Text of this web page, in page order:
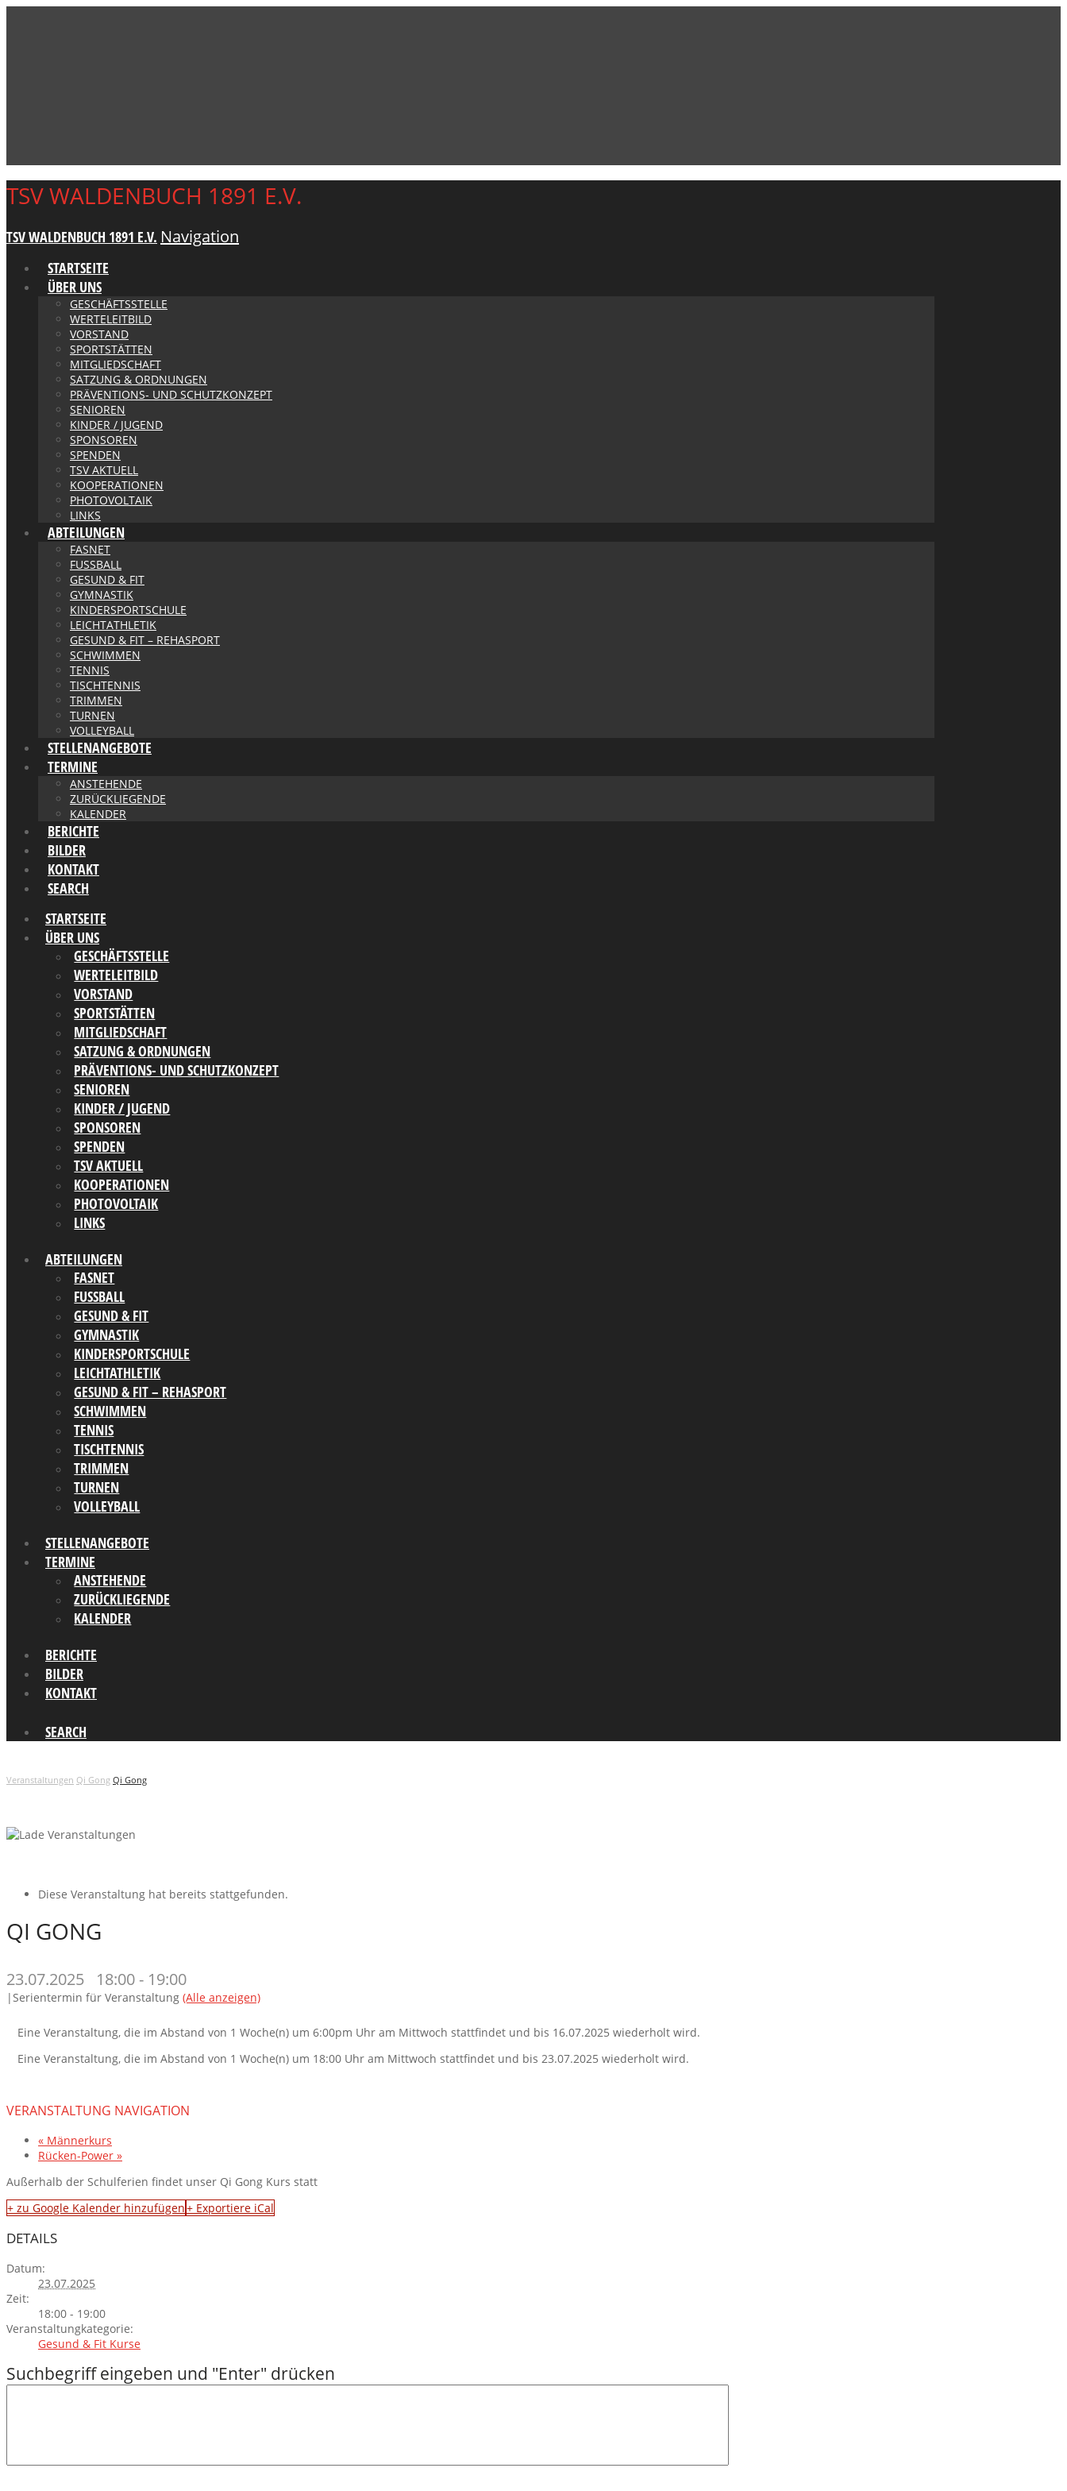
TSV WALDENBUCH 1891 E.V.
TSV WALDENBUCH 1891 E.V. Navigation
STARTSEITE
ÜBER UNS
GESCHÄFTSSTELLE
WERTELEITBILD
VORSTAND
SPORTSTÄTTEN
MITGLIEDSCHAFT
SATZUNG & ORDNUNGEN
PRÄVENTIONS- UND SCHUTZKONZEPT
SENIOREN
KINDER / JUGEND
SPONSOREN
SPENDEN
TSV AKTUELL
KOOPERATIONEN
PHOTOVOLTAIK
LINKS
ABTEILUNGEN
FASNET
FUSSBALL
GESUND & FIT
GYMNASTIK
KINDERSPORTSCHULE
LEICHTATHLETIK
GESUND & FIT – REHASPORT
SCHWIMMEN
TENNIS
TISCHTENNIS
TRIMMEN
TURNEN
VOLLEYBALL
STELLENANGEBOTE
TERMINE
ANSTEHENDE
ZURÜCKLIEGENDE
KALENDER
BERICHTE
BILDER
KONTAKT
SEARCH
STARTSEITE
ÜBER UNS
GESCHÄFTSSTELLE
WERTELEITBILD
VORSTAND
SPORTSTÄTTEN
MITGLIEDSCHAFT
SATZUNG & ORDNUNGEN
PRÄVENTIONS- UND SCHUTZKONZEPT
SENIOREN
KINDER / JUGEND
SPONSOREN
SPENDEN
TSV AKTUELL
KOOPERATIONEN
PHOTOVOLTAIK
LINKS
ABTEILUNGEN
FASNET
FUSSBALL
GESUND & FIT
GYMNASTIK
KINDERSPORTSCHULE
LEICHTATHLETIK
GESUND & FIT – REHASPORT
SCHWIMMEN
TENNIS
TISCHTENNIS
TRIMMEN
TURNEN
VOLLEYBALL
STELLENANGEBOTE
TERMINE
ANSTEHENDE
ZURÜCKLIEGENDE
KALENDER
BERICHTE
BILDER
KONTAKT
SEARCH
Veranstaltungen Qi Gong Qi Gong
Diese Veranstaltung hat bereits stattgefunden.
QI GONG
23.07.2025 18:00 - 19:00
|Serientermin für Veranstaltung (Alle anzeigen)
Eine Veranstaltung, die im Abstand von 1 Woche(n) um 6:00pm Uhr am Mittwoch stattfindet und bis 16.07.2025 wiederholt wird.
Eine Veranstaltung, die im Abstand von 1 Woche(n) um 18:00 Uhr am Mittwoch stattfindet und bis 23.07.2025 wiederholt wird.
VERANSTALTUNG NAVIGATION
« Männerkurs
Rücken-Power »
Außerhalb der Schulferien findet unser Qi Gong Kurs statt
+ zu Google Kalender hinzufügen+ Exportiere iCal
DETAILS
Datum:
23.07.2025
Zeit:
18:00 - 19:00
Veranstaltungkategorie:
Gesund & Fit Kurse